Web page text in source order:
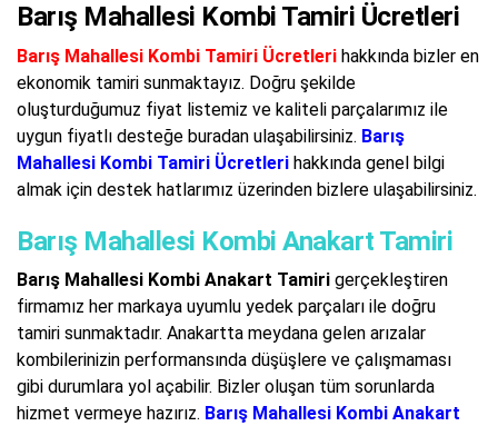
Barış Mahallesi Kombi Tamiri Ücretleri
Barış Mahallesi Kombi Tamiri Ücretleri hakkında bizler en
ekonomik tamiri sunmaktayız. Doğru şekilde
oluşturduğumuz fiyat listemiz ve kaliteli parçalarımız ile
uygun fiyatlı desteğe buradan ulaşabilirsiniz. Barış
Mahallesi Kombi Tamiri Ücretleri hakkında genel bilgi
almak için destek hatlarımız üzerinden bizlere ulaşabilirsiniz.
Barış Mahallesi Kombi Anakart Tamiri
Barış Mahallesi Kombi Anakart Tamiri gerçekleştiren
firmamız her markaya uyumlu yedek parçaları ile doğru
tamiri sunmaktadır. Anakartta meydana gelen arızalar
kombilerinizin performansında düşüşlere ve çalışmaması
gibi durumlara yol açabilir. Bizler oluşan tüm sorunlarda
hizmet vermeye hazırız. Barış Mahallesi Kombi Anakart